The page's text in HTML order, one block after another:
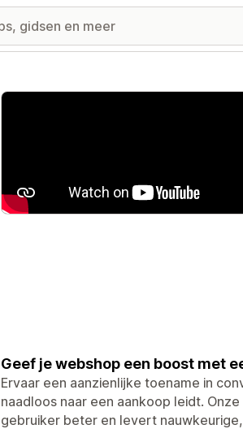
Galerij met uitgelichte afbeeldingen
Geef je webshop een boost met
Ervaar een aanzienlijke toename in
naadloos naar een aankoop leidt.
gebruiker beter en levert